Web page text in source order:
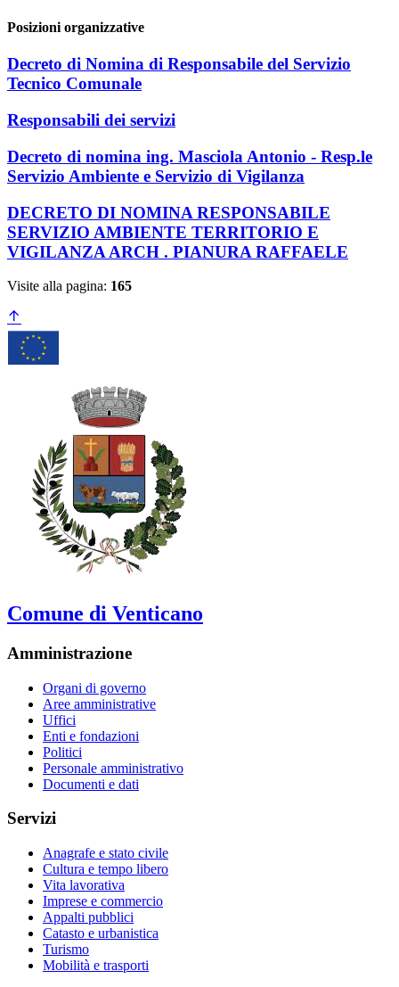
Posizioni organizzative
Decreto di Nomina di Responsabile del Servizio
Tecnico Comunale
Responsabili dei servizi
Decreto di nomina ing. Masciola Antonio - Resp.le
Servizio Ambiente e Servizio di Vigilanza
DECRETO DI NOMINA RESPONSABILE
SERVIZIO AMBIENTE TERRITORIO E
VIGILANZA ARCH . PIANURA RAFFAELE
Visite alla pagina: 165
Comune di Venticano
Amministrazione
Organi di governo
Aree amministrative
Uffici
Enti e fondazioni
Politici
Personale amministrativo
Documenti e dati
Servizi
Anagrafe e stato civile
Cultura e tempo libero
Vita lavorativa
Imprese e commercio
Appalti pubblici
Catasto e urbanistica
Turismo
Mobilità e trasporti